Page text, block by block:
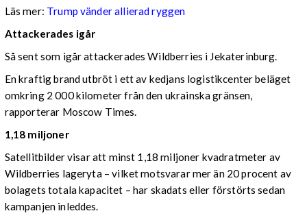
Läs mer: Trump vänder allierad ryggen
Attackerades igår
Så sent som igår attackerades Wildberries i Jekaterinburg.
En kraftig brand utbröt i ett av kedjans logistikcenter beläget
omkring 2 000 kilometer från den ukrainska gränsen,
rapporterar Moscow Times.
1,18 miljoner
Satellitbilder visar att minst 1,18 miljoner kvadratmeter av
Wildberries lageryta – vilket motsvarar mer än 20 procent av
bolagets totala kapacitet – har skadats eller förstörts sedan
kampanjen inleddes.